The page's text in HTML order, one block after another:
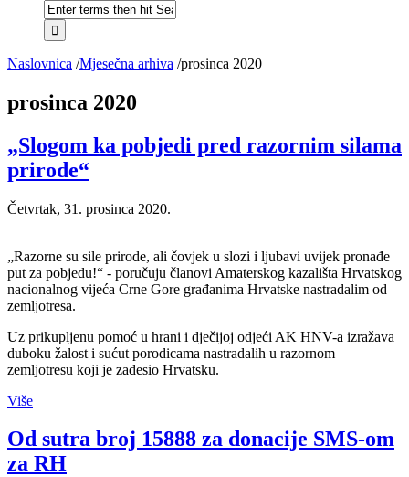
Naslovnica /Mjesečna arhiva /prosinca 2020
prosinca 2020
„Slogom ka pobjedi pred razornim silama
prirode“
Četvrtak, 31. prosinca 2020.
„Razorne su sile prirode, ali čovjek u slozi i ljubavi uvijek pronađe
put za pobjedu!“ - poručuju članovi Amaterskog kazališta Hrvatskog
nacionalnog vijeća Crne Gore građanima Hrvatske nastradalim od
zemljotresa.
Uz prikupljenu pomoć u hrani i dječijoj odjeći AK HNV-a izražava
duboku žalost i sućut porodicama nastradalih u razornom
zemljotresu koji je zadesio Hrvatsku.
Više
Od sutra broj 15888 za donacije SMS-om
za RH